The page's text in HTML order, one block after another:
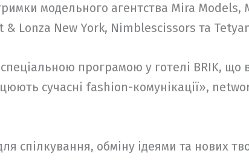
модельного агентства Mira
& Lonza New York, Nimblescissors та
програмою у готелі BRIK,
сучасні fashion-комунікації»,
спілкування, обміну ідеями та нових